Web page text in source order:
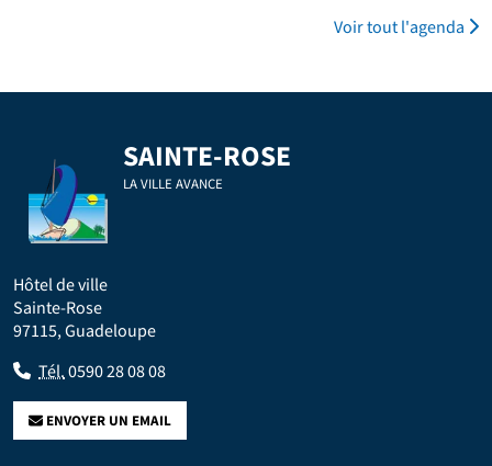
Voir tout l'agenda
SAINTE-ROSE
LA VILLE AVANCE
Hôtel de ville
Sainte-Rose
97115, Guadeloupe
Tél.0590 28 08 08
ENVOYER UN EMAIL